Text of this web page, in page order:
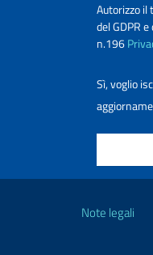
Autorizzo il
del GDPR
n.196
Sì, voglio
Note legali